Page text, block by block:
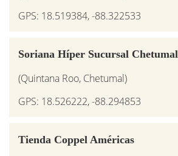
GPS: 18.519384, -88.322533
Soriana Híper Sucursal Chetumal
(Quintana Roo, Chetumal)
GPS: 18.526222, -88.294853
Tienda Coppel Américas